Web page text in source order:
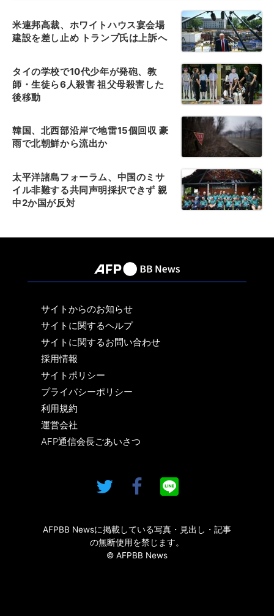
米連邦高裁、ホワイトハウス宴会場
建設を差し止め トランプ氏は上訴へ
タイの学校で10代少年が発砲、教
師・生徒ら6人殺害 祖父母殺害した
後移動
韓国、北西部沿岸で地雷15個回収 豪
雨で北朝鮮から流出か
太平洋諸島フォーラム、中国のミサ
イル非難する共同声明採択できず 親
中2か国が反対
サイトからのお知らせ
サイトに関するヘルプ
サイトに関するお問い合わせ
採用情報
サイトポリシー
プライバシーポリシー
利用規約
運営会社
AFP通信会長ごあいさつ
AFPBB Newsに掲載している写真・見出し・記事
の無断使用を禁じます。
© AFPBB News